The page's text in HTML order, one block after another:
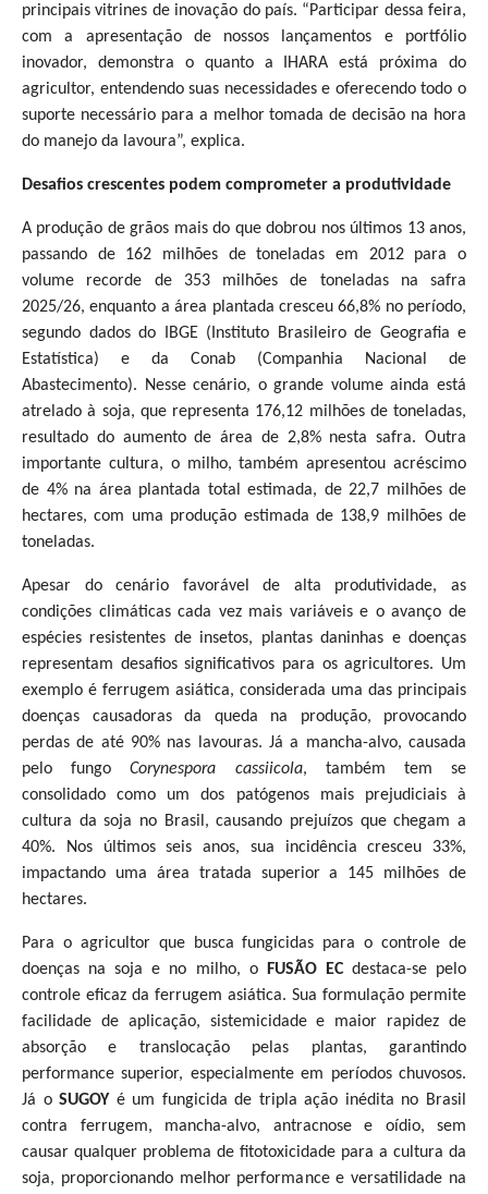
principais vitrines de inovação do país. “Participar dessa feira,
com a apresentação de nossos lançamentos e portfólio
inovador, demonstra o quanto a IHARA está próxima do
agricultor, entendendo suas necessidades e oferecendo todo o
suporte necessário para a melhor tomada de decisão na hora
do manejo da lavoura”, explica.
Desafios crescentes podem comprometer a produtividade
A produção de grãos mais do que dobrou nos últimos 13 anos,
passando de 162 milhões de toneladas em 2012 para o
volume recorde de 353 milhões de toneladas na safra
2025/26, enquanto a área plantada cresceu 66,8% no período,
segundo dados do IBGE (Instituto Brasileiro de Geografia e
Estatística) e da Conab (Companhia Nacional de
Abastecimento). Nesse cenário, o grande volume ainda está
atrelado à soja, que representa 176,12 milhões de toneladas,
resultado do aumento de área de 2,8% nesta safra. Outra
importante cultura, o milho, também apresentou acréscimo
de 4% na área plantada total estimada, de 22,7 milhões de
hectares, com uma produção estimada de 138,9 milhões de
toneladas.
Apesar do cenário favorável de alta produtividade, as
condições climáticas cada vez mais variáveis e o avanço de
espécies resistentes de insetos, plantas daninhas e doenças
representam desafios significativos para os agricultores. Um
exemplo é ferrugem asiática, considerada uma das principais
doenças causadoras da queda na produção, provocando
perdas de até 90% nas lavouras. Já a mancha-alvo, causada
pelo fungoCorynespora cassiicola, também tem se
consolidado como um dos patógenos mais prejudiciais à
cultura da soja no Brasil, causando prejuízos que chegam a
40%. Nos últimos seis anos, sua incidência cresceu 33%,
impactando uma área tratada superior a 145 milhões de
hectares.
Para o agricultor que busca fungicidas para o controle de
doenças na soja e no milho, o
FUSÃO ECdestaca-se pelo
controle eficaz da ferrugem asiática. Sua formulação permite
facilidade de aplicação, sistemicidade e maior rapidez de
absorção e translocação pelas plantas, garantindo
performance superior, especialmente em períodos chuvosos.
Já oSUGOYé um fungicida de tripla ação inédita no Brasil
contra ferrugem, mancha-alvo, antracnose e oídio, sem
causar qualquer problema de fitotoxicidade para a cultura da
soja, proporcionando melhor performance e versatilidade na